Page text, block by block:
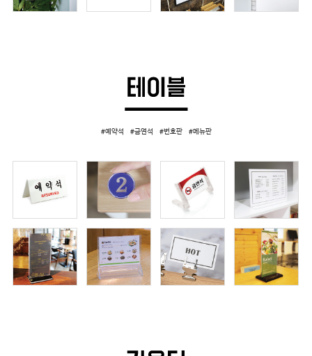
#예약석 #금연석 #번호판 #메뉴판